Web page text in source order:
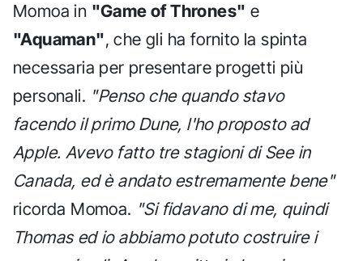
Momoa in "Game of Thrones" e
"Aquaman", che gli ha fornito la spinta
necessaria per presentare progetti più
personali. "Penso che quando stavo
facendo il primo Dune, l'ho proposto ad
Apple. Avevo fatto tre stagioni di See in
Canada, ed è andato estremamente bene"
ricorda Momoa. "Si fidavano di me, quindi
Thomas ed io abbiamo potuto costruire i